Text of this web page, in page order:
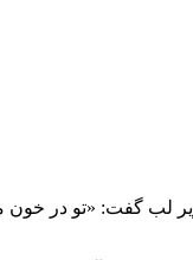
لب گفت: «تو در خون